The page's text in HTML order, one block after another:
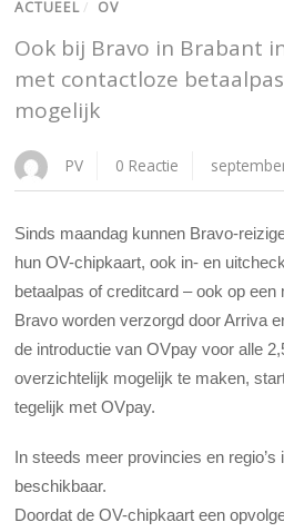
ACTUEEL / OV
Ook bij Bravo in Brabant
met contactloze
mogelijk
PV 0 Reactie
Sinds maandag kunnen Bravo-
hun OV-chipkaart, ook in- en
betaalpas of creditcard – ook op een
Bravo worden verzorgd door Arriva
de introductie van OVpay voor alle
overzichtelijk mogelijk te maken,
tegelijk met OVpay.
In steeds meer provincies en
beschikbaar.
Doordat de OV-chipkaart een